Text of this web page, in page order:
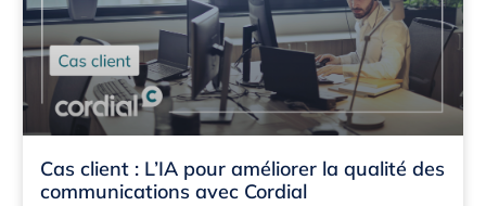
Cas client : L’IA pour améliorer la qualité des
communications avec Cordial